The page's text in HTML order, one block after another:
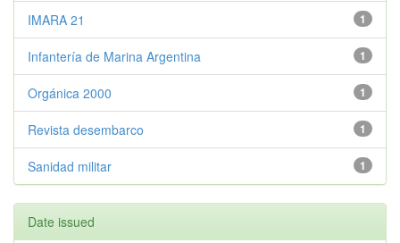
1
IMARA 21
1
Infantería de Marina Argentina
1
Orgánica 2000
1
Revista desembarco
1
Sanidad militar
Date issued